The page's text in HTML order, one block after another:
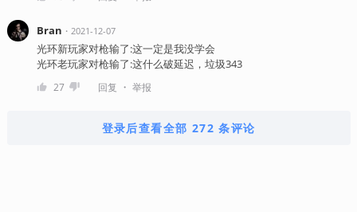
Bran ・ 2021-12-07
光环新玩家对枪输了:这一定是我没学会
光环老玩家对枪输了:这什么破延迟，垃圾343
27 回复 ・ 举报
登录后查看全部 272 条评论